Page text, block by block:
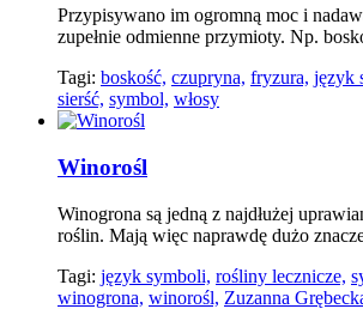
Przypisywano im ogromną moc i
zupełnie odmienne przymioty. Np.
Tagi: boskość, czupryna, fryzura, język
sierść, symbol, włosy
Winorośl
Winogrona są jedną z najdłużej
roślin. Mają więc naprawdę dużo
Tagi: język symboli, rośliny lecznicze,
winogrona, winorośl, Zuzanna